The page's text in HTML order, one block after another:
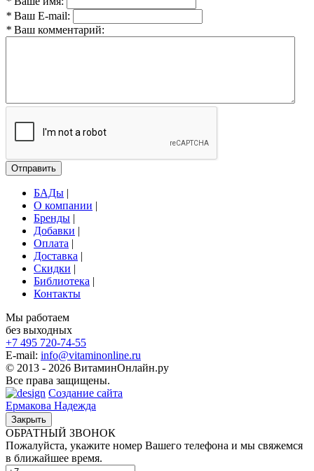
* Ваш E-mail:
* Ваш комментарий:
Отправить
БАДы |
О компании |
Бренды |
Добавки |
Оплата |
Доставка |
Скидки |
Библиотека |
Контакты
Мы работаем
без выходных
+7 495 720-74-55
E-mail: info@vitaminonline.ru
© 2013 - 2026 ВитаминОнлайн.ру
Все права защищены.
Создание сайта
Ермакова Надежда
Закрыть
ОБРАТНЫЙ ЗВОНОК
Пожалуйста, укажите номер Вашего телефона и мы свяжемся
в ближайшее время.